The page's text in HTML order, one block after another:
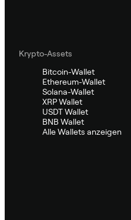
Krypto-Assets
Bitcoin-Wallet
Ethereum-Wallet
Solana-Wallet
XRP Wallet
USDT Wallet
BNB Wallet
Alle Wallets anzeigen